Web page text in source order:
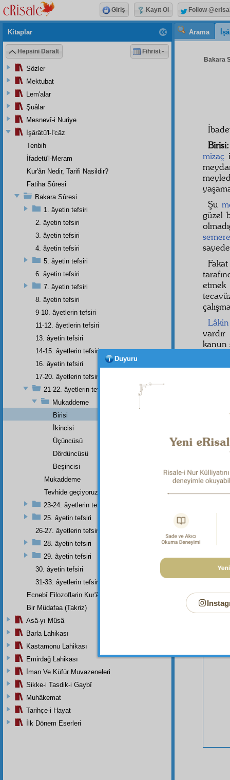
Arama
Bakara
Birisi:
mizaç
Şu
güzel
Lâkin
kanun
Kitaplar
Hepsini Daralt Fihrist
Sözler
Mektubat
Lem'alar
Şuâlar
Mesnevî-i Nuriye
İşârâtü'l-İ'câz
Tenbih
İfadetü'l-Meram
Kur'ân Nedir, Tarifi Nasildir?
Fatiha Sûresi
Bakara Sûresi
1. âyetin tefsiri
2. âyetin tefsiri
3. âyetin tefsiri
4. âyetin tefsiri
5. âyetin tefsiri
6. âyetin tefsiri
7. âyetin tefsiri
8. âyetin tefsiri
9-10. âyetlerin tefsiri
11-12. âyetlerin tefsiri
13. âyetin tefsiri
14-15. âyetlerin tefsiri
16. âyetin tefsiri
17-20. âyetlerin tefsiri
21-22. âyetlerin tefsiri
Mukaddeme
Birisi
İkincisi
Üçüncüsü
Dördüncüsü
Beşincisi
Mukaddeme
Tevhide geçiyoruz:
23-24. âyetlerin tefsiri
25. âyetin tefsiri
26-27. âyetlerin tefsiri
28. âyetin tefsiri
29. âyetin tefsiri
30. âyetin tefsiri
31-33. âyetlerin tefsiri
Ecnebî Filozoflarin Kur'ân'i Tasdiklerine Dair Şehadetleri
Bir Müdafaa (Takriz)
Asâ-yı Mûsâ
Barla Lahikası
Kastamonu Lahikası
Emirdağ Lahikası
İman Ve Küfür Muvazeneleri
Sikke-i Tasdik-i Gaybî
Muhâkemat
Tarihçe-i Hayat
İlk Dönem Eserleri
Giriş Kayıt Ol Follow
Duyuru